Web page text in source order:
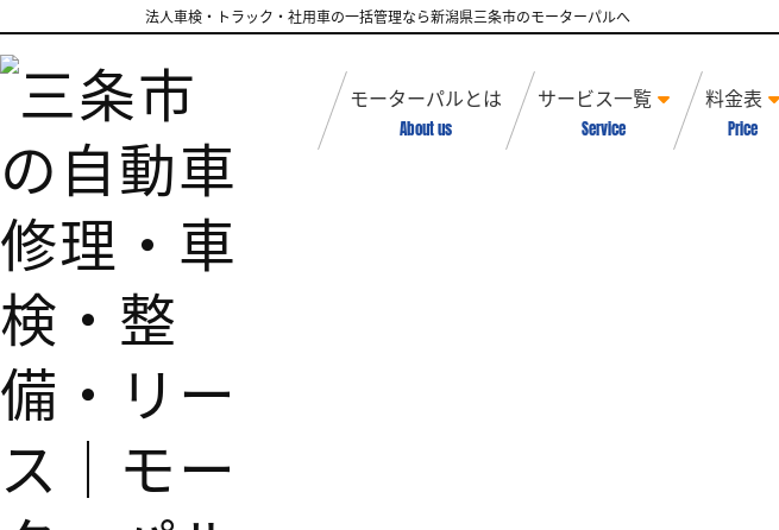
法人車検・トラック・社用車の一括管理なら新潟県三条市のモーターパルへ
モーターパルとは
About us
サービス一覧
Service
料金表
Price